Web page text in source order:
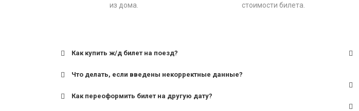
из дома.
стоимости билета.
Как купить ж/д билет на поезд?
Что делать, если введены некорректные данные?
Как переоформить билет на другую дату?